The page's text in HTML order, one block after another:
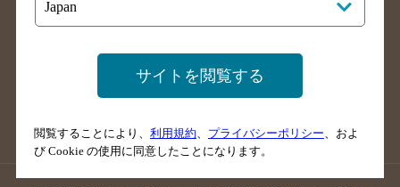
大分県のバー検索
熊本県のバー検索
宮崎県のバー検索
鹿児島県のバー検索
沖縄県のバー検索
サイトを閲覧する
閲覧することにより、 利用規約 プライバシーポリシー 、およ
び Cookie の使用に同意したことになります。